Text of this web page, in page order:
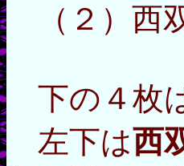
（２）西
下の４枚
左下は西